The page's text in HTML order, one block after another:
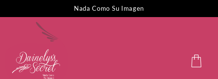
Nada Como Su Imagen